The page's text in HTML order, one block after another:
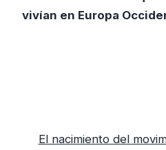
vivían en Europa
El nacimiento del